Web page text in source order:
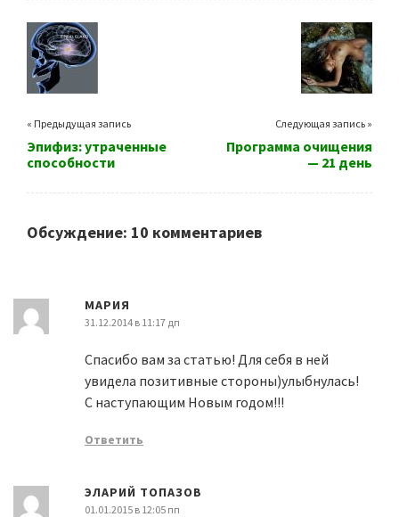
« Предыдущая запись
Эпифиз: утраченные
способности
Следующая запись »
Программа очищения
— 21 день
Обсуждение: 10 комментариев
МАРИЯ
31.12.2014 в 11:17 дп
Спасибо вам за статью! Для себя в ней
увидела позитивные стороны)улыбнулась!
С наступающим Новым годом!!!
Ответить
ЭЛАРИЙ ТОПАЗОВ
01.01.2015 в 12:05 пп